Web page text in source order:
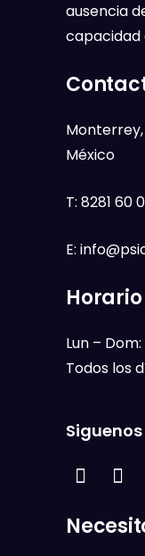
ausencia
capacidad
Monterrey,
México
T: 8281 60
E:
Horario
Lun –
Todos los
Siguenos